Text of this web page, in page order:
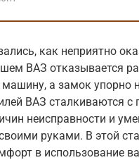
как неприятно
ВАЗ отказывается
а замок упорно
ВАЗ сталкиваются
неисправности и
руками. В этой
в использование